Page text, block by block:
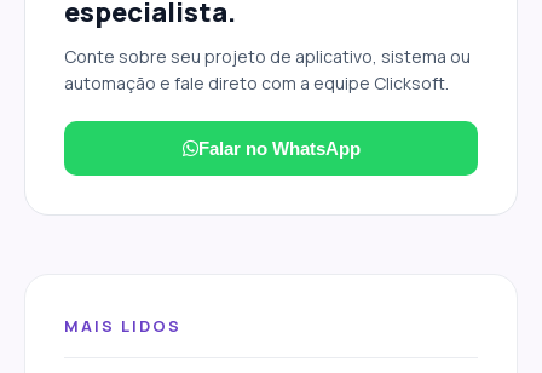
especialista.
Conte sobre seu projeto de aplicativo, sistema ou
automação e fale direto com a equipe Clicksoft.
Falar no WhatsApp
MAIS LIDOS